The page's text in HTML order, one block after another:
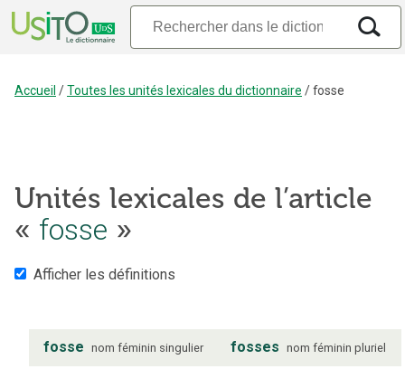
Accueil /Toutes les unités lexicales du dictionnaire /fosse
Unités lexicales de l’article
« fosse »
Afficher les définitions
fosse nom féminin singulier fosses nom féminin pluriel